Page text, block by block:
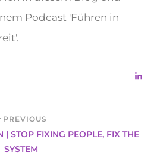
Podcast 'Führen in
PREVIOUS
| STOP FIXING PEOPLE, FIX THE
SYSTEM